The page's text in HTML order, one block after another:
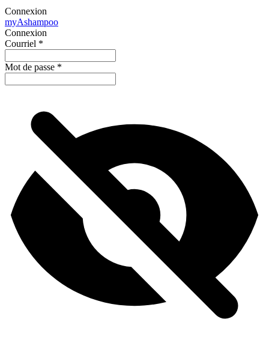
Connexion
myAshampoo
Connexion
Courriel *
Mot de passe *